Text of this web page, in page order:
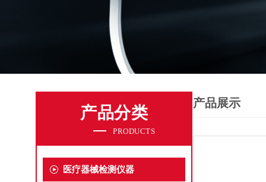
产品分类
PRODUCTS
医疗器械检测仪器
产品展示